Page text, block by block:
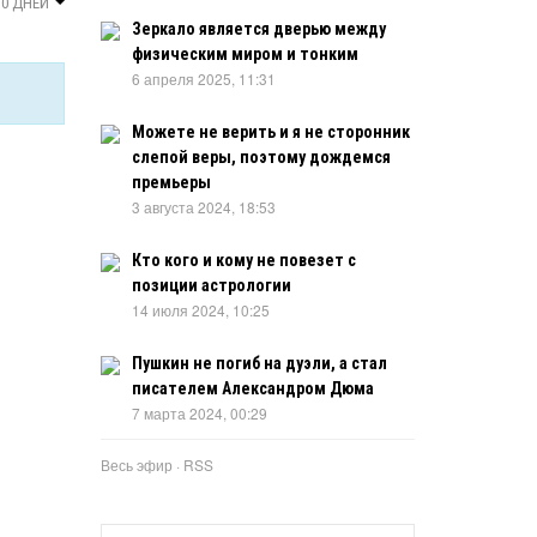
Зеркало является дверью между
физическим миром и тонким
6 апреля 2025, 11:31
Можете не верить и я не сторонник
слепой веры, поэтому дождемся
премьеры
3 августа 2024, 18:53
Кто кого и кому не повезет с
позиции астрологии
14 июля 2024, 10:25
Пушкин не погиб на дуэли, а стал
писателем Александром Дюма
7 марта 2024, 00:29
Весь эфир · RSS